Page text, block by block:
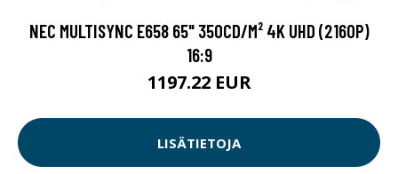
NEC MULTISYNC E658 65" 350CD/M² 4K UHD (2160P)
16:9
1197.22 EUR
LISÄTIETOJA